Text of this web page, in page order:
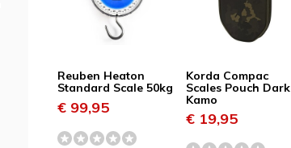
Reuben Heaton
Standard Scale 50kg
€ 99,95
Korda Compac
Scales Pouch Dark
Kamo
€ 19,95